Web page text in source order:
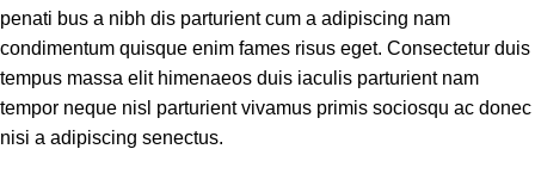
penati bus a nibh dis parturient cum a adipiscing nam
condimentum quisque enim fames risus eget. Consectetur duis
tempus massa elit himenaeos duis iaculis parturient nam
tempor neque nisl parturient vivamus primis sociosqu ac donec
nisi a adipiscing senectus.